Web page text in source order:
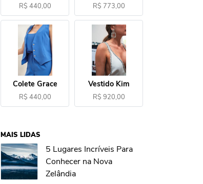
R$ 440,00 R$ 773,00
Colete Grace
R$ 440,00
Vestido Kim
R$ 920,00
MAIS LIDAS
5 Lugares Incríveis Para
Conhecer na Nova
Zelândia